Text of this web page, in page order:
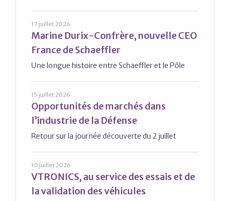
17 juillet 2026
Marine Durix-Confrère, nouvelle CEO
France de Schaeffler
Une longue histoire entre Schaeffler et le Pôle
15 juillet 2026
Opportunités de marchés dans
l’industrie de la Défense
Retour sur la journée découverte du 2 juillet
10 juillet 2026
VTRONICS, au service des essais et de
la validation des véhicules